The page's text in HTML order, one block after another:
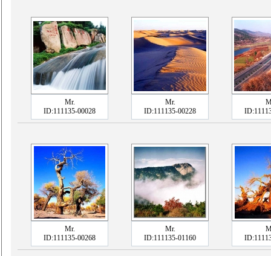
Mr.
ID:111135-00028
Mr.
ID:111135-00228
Mr.
ID:111135-00268
Mr.
ID:111135-01160